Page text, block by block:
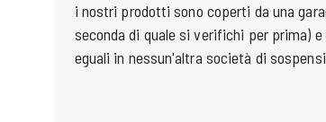
i nostri prodotti sono coperti da una
seconda di quale si verifichi per prima)
eguali in nessun'altra società di